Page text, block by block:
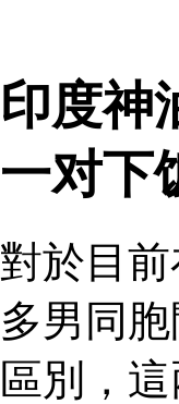
印度神
一对下
對於目
多男同
區別，